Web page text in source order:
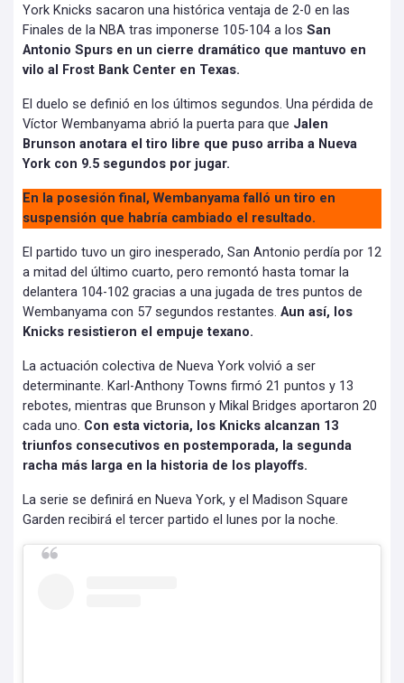
York Knicks sacaron una histórica ventaja de 2-0 en las
Finales de la NBA tras imponerse 105-104 a los San
Antonio Spurs en un cierre dramático que mantuvo en
vilo al Frost Bank Center en Texas.
El duelo se definió en los últimos segundos. Una pérdida de
Víctor Wembanyama abrió la puerta para que Jalen
Brunson anotara el tiro libre que puso arriba a Nueva
York con 9.5 segundos por jugar.
En la posesión final, Wembanyama falló un tiro en
suspensión que habría cambiado el resultado.
El partido tuvo un giro inesperado, San Antonio perdía por 12
a mitad del último cuarto, pero remontó hasta tomar la
delantera 104-102 gracias a una jugada de tres puntos de
Wembanyama con 57 segundos restantes. Aun así, los
Knicks resistieron el empuje texano.
La actuación colectiva de Nueva York volvió a ser
determinante. Karl-Anthony Towns firmó 21 puntos y 13
rebotes, mientras que Brunson y Mikal Bridges aportaron 20
cada uno. Con esta victoria, los Knicks alcanzan 13
triunfos consecutivos en postemporada, la segunda
racha más larga en la historia de los playoffs.
La serie se definirá en Nueva York, y el Madison Square
Garden recibirá el tercer partido el lunes por la noche.